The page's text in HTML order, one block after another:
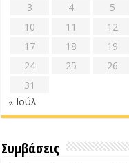
3
4 5
10
11 12
17
18 19
24
25 26
31
« Ιούλ
Συμβάσεις